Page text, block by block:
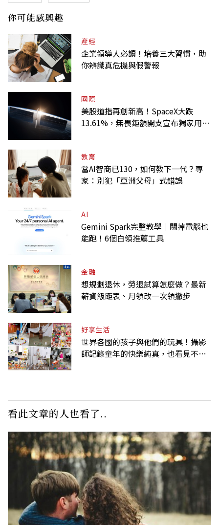
你可能感興趣
產經
企業領導人必讀！培養三大習慣，助
你辨識真危機與假警報
國際
美股道指再創新高！SpaceX大跌
13.61%，無畏鉅額開支宣布獨家用輝
教育
當AI智商已130，如何教下一代？專
家：別犯「亞洲父母」式錯誤
AI
Gemini Spark完整教學｜關掉電腦也
能跑！6個白領推薦工具
金融
想規劃退休，勞退試算怎麼做？最新
薪資級距表、月領改一次領撇步
好享生活
世界各國的孩子與他們的玩具！攝影
師記錄童年的快樂純真，也看見不同
看此文章的人也看了..